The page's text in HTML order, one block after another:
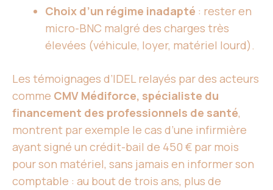
Choix d’un régime inadapté : rester en
micro-BNC malgré des charges très
élevées (véhicule, loyer, matériel lourd).
Les témoignages d’IDEL relayés par des acteurs
comme CMV Médiforce, spécialiste du
financement des professionnels de santé,
montrent par exemple le cas d’une infirmière
ayant signé un crédit-bail de 450 € par mois
pour son matériel, sans jamais en informer son
comptable : au bout de trois ans, plus de